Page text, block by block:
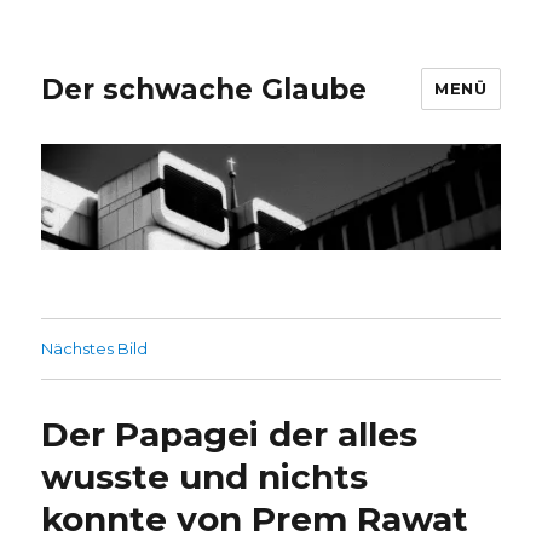
Der schwache Glaube MENÜ
Nächstes Bild
Der Papagei der alles
wusste und nichts
konnte von Prem Rawat